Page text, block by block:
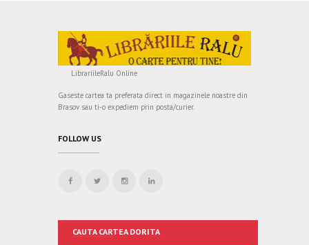
LibrariileRalu Online
Gaseste cartea ta preferata direct in magazinele noastre din
Brasov sau ti-o expediem prin posta/curier.
FOLLOW US
CAUTA CARTEA DORITA